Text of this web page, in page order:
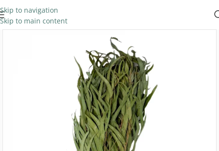
Skip to navigation
Skip to main content